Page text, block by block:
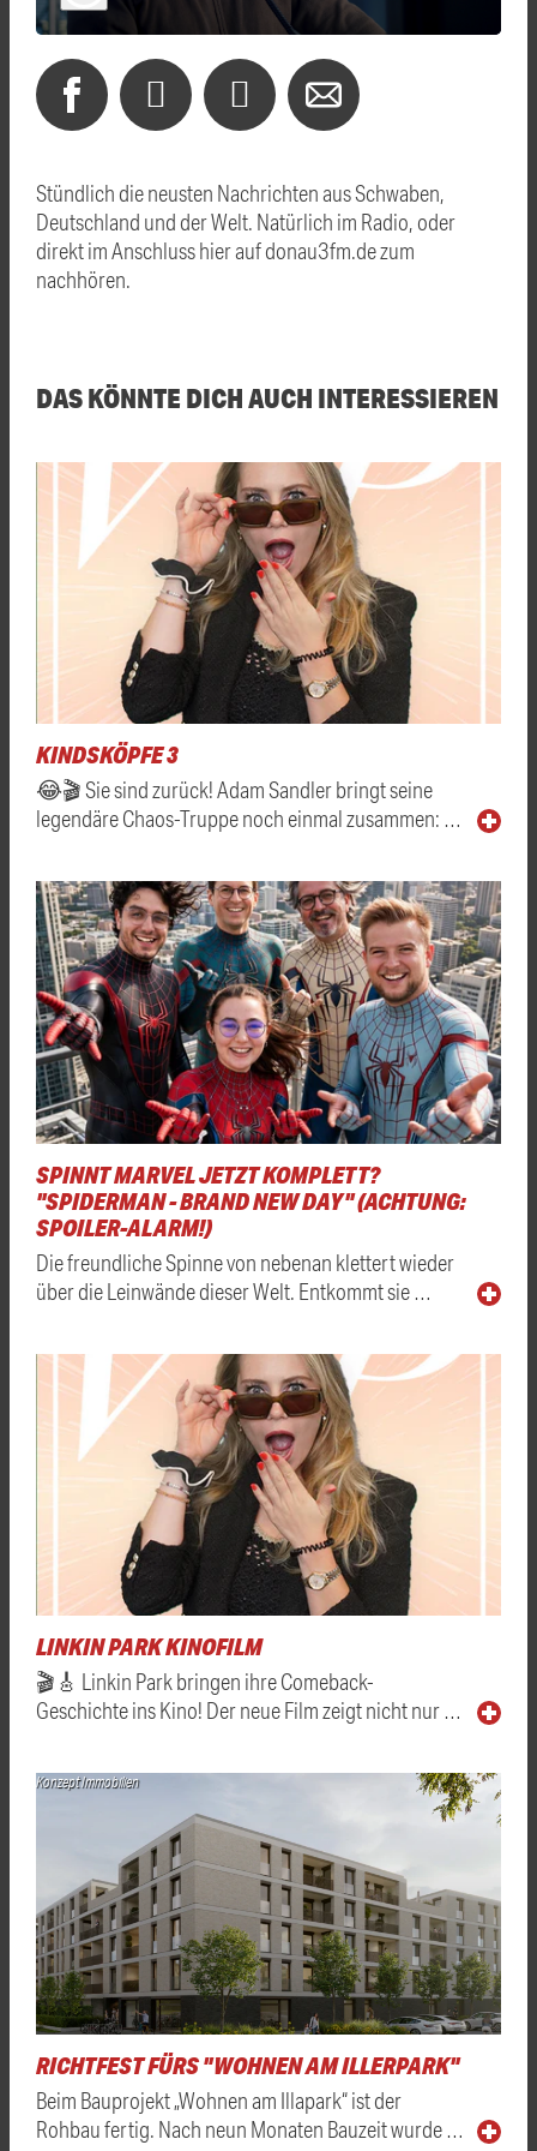
Stündlich die neusten Nachrichten aus Schwaben,
Deutschland und der Welt. Natürlich im Radio, oder
direkt im Anschluss hier auf donau3fm.de zum
nachhören.
DAS KÖNNTE DICH AUCH INTERESSIEREN
KINDSKÖPFE 3
😂🎬 Sie sind zurück! Adam Sandler bringt seine
legendäre Chaos-Truppe noch einmal zusammen: …
SPINNT MARVEL JETZT KOMPLETT?
"SPIDERMAN - BRAND NEW DAY" (ACHTUNG:
SPOILER-ALARM!)
Die freundliche Spinne von nebenan klettert wieder
über die Leinwände dieser Welt. Entkommt sie …
LINKIN PARK KINOFILM
🎬🎸 Linkin Park bringen ihre Comeback-
Geschichte ins Kino! Der neue Film zeigt nicht nur …
Konzept Immobilien
RICHTFEST FÜRS "WOHNEN AM ILLERPARK"
Beim Bauprojekt „Wohnen am Illapark“ ist der
Rohbau fertig. Nach neun Monaten Bauzeit wurde …